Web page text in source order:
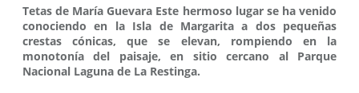
Tetas de María Guevara Este hermoso lugar se ha venido
conociendo en la Isla de Margarita a dos pequeñas
crestas cónicas, que se elevan, rompiendo en la
monotonía del paisaje, en sitio cercano al Parque
Nacional Laguna de La Restinga.